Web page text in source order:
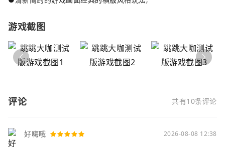
游戏截图
评论 共有10条评论
好嗨哦 2026-08-08 12:38